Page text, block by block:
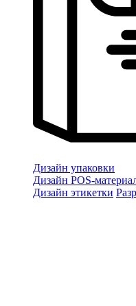
Дизайн упаковки
Дизайн POS-
Дизайн этикетки